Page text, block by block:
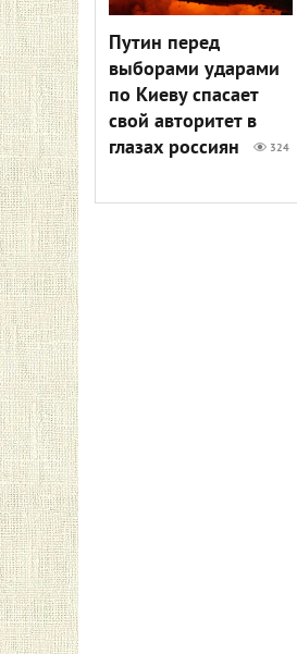
Путин перед
выборами ударами
по Киеву спасает
свой авторитет в
глазах россиян
324